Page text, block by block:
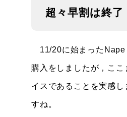
超々早割は終了
11/20に始まったNape
購入をしましたが，こ
イスであることを実感
すね。